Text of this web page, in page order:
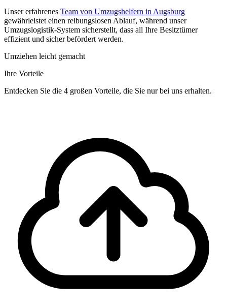
Unser erfahrenes Team von Umzugshelfern in Augsburg
gewährleistet einen reibungslosen Ablauf, während unser
Umzugslogistik-System sicherstellt, dass all Ihre Besitztümer
effizient und sicher befördert werden.
Umziehen leicht gemacht
Ihre Vorteile
Entdecken Sie die 4 großen Vorteile, die Sie nur bei uns erhalten.